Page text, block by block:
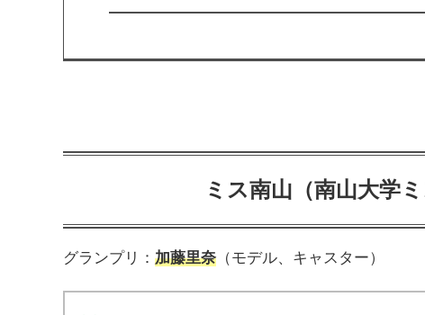
ミス南山（南山大学
グランプリ：加藤里奈 （モデル、キャスター）